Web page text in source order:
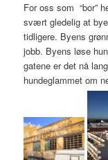
For oss som “bor”
svært gledelig at
tidligere. Byens
jobb. Byens løse
gatene er det nå
hundeglammet om